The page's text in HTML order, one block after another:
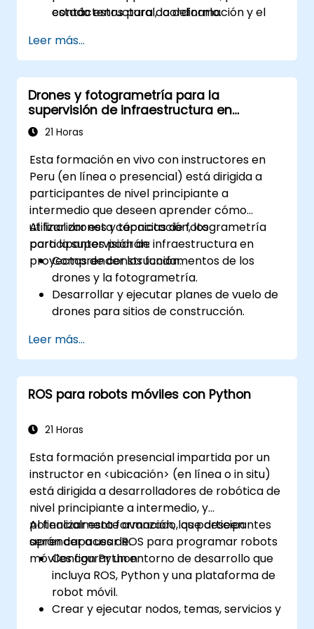
estado estructural, la deformación y el
contáctenos para coordinarlo.
Leer más...
Drones y fotogrametría para la
supervisión de infraestructura en
construcción
21 Horas
Esta formación en vivo con instructores en
Peru (en línea o presencial) está dirigida a
participantes de nivel principiante a
intermedio que deseen aprender cómo
utilizar drones y técnicas de fotogrametría
para la supervisión de infraestructura en
proyectos de construcción.
Al finalizar esta capacitación, los
participantes podrán:
Comprender los fundamentos de los
drones y la fotogrametría.
Desarrollar y ejecutar planes de vuelo de
drones para sitios de construcción.
crear mapas detallados y modelos 3D.
Utilizar datos de fotogrametría para la
supervisión de infraestructura y
detección de problemas.
mejorar la seguridad y la eficiencia en los
Leer más...
ROS para robots móviles con Python
21 Horas
Esta formación presencial impartida por un
instructor en <ubicación> (en línea o in situ)
está dirigida a desarrolladores de robótica de
nivel principiante a intermedio, y
potencialmente avanzado, que deseen
aprender a usar ROS para programar robots
móviles con Python.
Al finalizar esta formación, los participantes
serán capaces de:
Configurar un entorno de desarrollo que
incluya ROS, Python y una plataforma de
robot móvil.
Crear y ejecutar nodos, temas, servicios y